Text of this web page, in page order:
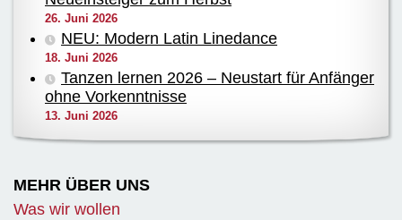
26. Juni 2026
NEU: Modern Latin Linedance
18. Juni 2026
Tanzen lernen 2026 – Neustart für Anfänger
ohne Vorkenntnisse
13. Juni 2026
MEHR ÜBER UNS
Was wir wollen